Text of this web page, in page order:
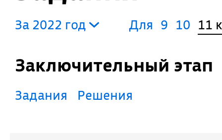
За 2022 год Для 9 10 11
Заключительный этап
Задания Решения